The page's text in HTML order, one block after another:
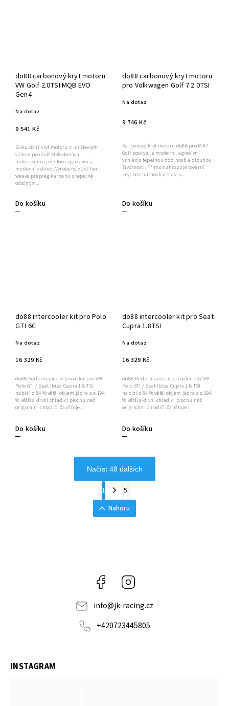
do88 carbonový kryt motoru
VW Golf 2.0TSI MQB EVO
Gen4
Na dotaz
9 541 Kč
Do košíku
Exkluzivní kryt motoru z uhlíkových
vláken pro Golf MK8 dodává
motorovému prostoru agresivní a
moderní vzhled. Vyrobený z 2x2 twill
weave prepreg karbonu s tepelně
odolným...
do88 carbonový kryt motoru
pro Volkwagen Golf 7 2.0TSI
Na dotaz
9 746 Kč
Do košíku
Karbonový kryt motoru do88 pro MK7
Golf poskytuje moderní, agresivní
vzhled s tepelnou odolností a dlouhou
životností. Přímo nahrazuje tovární
kryt bez nutnosti úprav, s...
do88 intercooler kit pro Polo
GTI 6C
Na dotaz
16 329 Kč
Do košíku
do88 Performance intercooler pro VW
Polo GTI / Seat Ibiza Cupra 1.8 TSI
nabízí o 84 % větší objem jádra a o 194
% větší aktivní chladicí plochu než
originální chladič. Zajišťuje...
do88 intercooler kit pro Seat
Cupra 1.8TSI
Na dotaz
16 329 Kč
Do košíku
do88 Performance intercooler pro VW
Polo GTI / Seat Ibiza Cupra 1.8 TSI
nabízí o 84 % větší objem jádra a o 194
% větší aktivní chladicí plochu než
originální chladič. Zajišťuje...
Načíst 48 dalších
1
5
Nahoru
Facebook
info@jk-racing.cz
+420723445805
INSTAGRAM